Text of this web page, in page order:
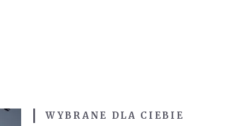
WYBRANE DLA CIEBIE